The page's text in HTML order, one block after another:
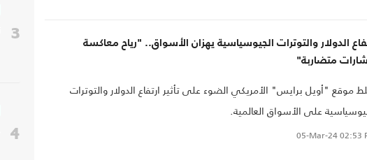
الدولار والتوترات الجيوسياسية يهزان الأسواق.. "رياح معاكسة
متضاربة"
موقع "أويل برايس" الأمريكي الضوء على تأثير ارتفاع الدولار والتوترات
على الأسواق العالمية.
05-Mar-2402:53
3
4